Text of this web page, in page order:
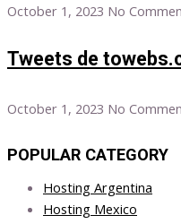
October 1, 2023 No
Tweets de
October 1, 2023 No
POPULAR CATEGORY
Hosting Argentina
Hosting Mexico